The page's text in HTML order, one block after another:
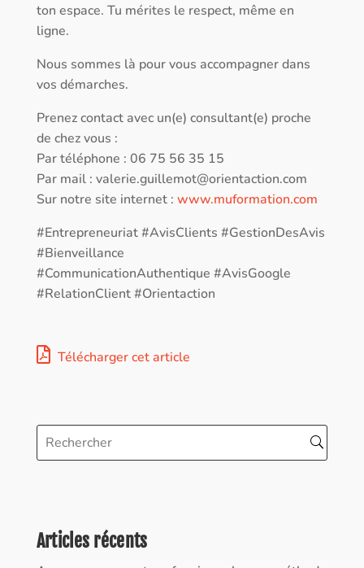
ton espace. Tu mérites le respect, même en
ligne.
Nous sommes là pour vous accompagner dans
vos démarches.
Prenez contact avec un(e) consultant(e) proche
de chez vous :
Par téléphone : 06 75 56 35 15
Par mail : valerie.guillemot@orientaction.com
Sur notre site internet : www.muformation.com
#Entrepreneuriat #AvisClients #GestionDesAvis
#Bienveillance
#CommunicationAuthentique #AvisGoogle
#RelationClient #Orientaction
Télécharger cet article
Articles récents